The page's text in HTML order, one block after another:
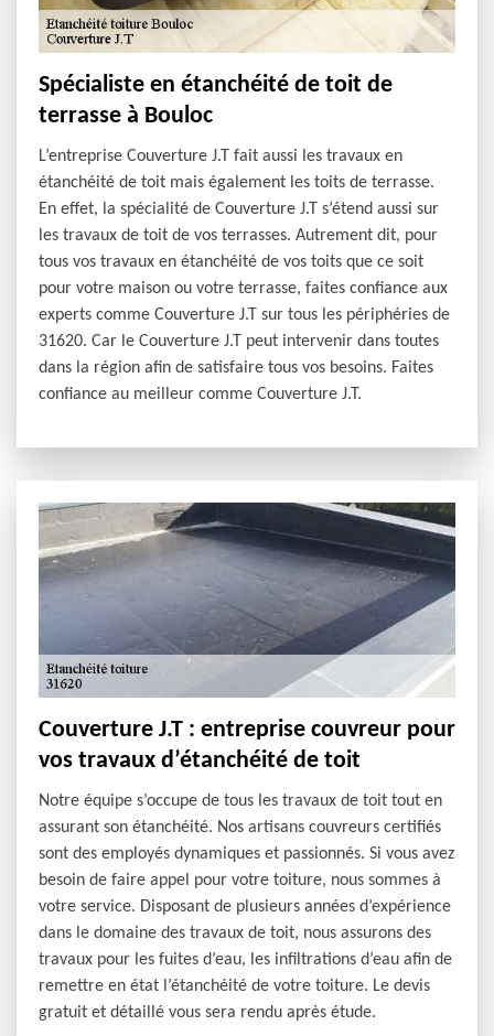
Spécialiste en étanchéité de toit de
terrasse à Bouloc
L’entreprise Couverture J.T fait aussi les travaux en
étanchéité de toit mais également les toits de terrasse.
En effet, la spécialité de Couverture J.T s’étend aussi sur
les travaux de toit de vos terrasses. Autrement dit, pour
tous vos travaux en étanchéité de vos toits que ce soit
pour votre maison ou votre terrasse, faites confiance aux
experts comme Couverture J.T sur tous les périphéries de
31620. Car le Couverture J.T peut intervenir dans toutes
dans la région afin de satisfaire tous vos besoins. Faites
confiance au meilleur comme Couverture J.T.
Couverture J.T : entreprise couvreur pour
vos travaux d’étanchéité de toit
Notre équipe s’occupe de tous les travaux de toit tout en
assurant son étanchéité. Nos artisans couvreurs certifiés
sont des employés dynamiques et passionnés. Si vous avez
besoin de faire appel pour votre toiture, nous sommes à
votre service. Disposant de plusieurs années d’expérience
dans le domaine des travaux de toit, nous assurons des
travaux pour les fuites d’eau, les infiltrations d’eau afin de
remettre en état l’étanchéité de votre toiture. Le devis
gratuit et détaillé vous sera rendu après étude.